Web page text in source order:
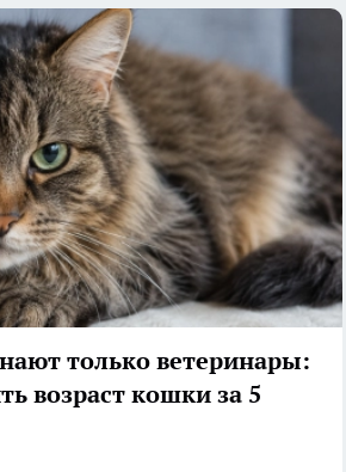
только ветеринары:
возраст кошки за 5